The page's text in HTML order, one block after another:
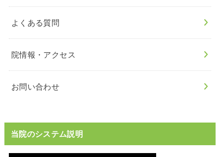
よくある質問
院情報・アクセス
お問い合わせ
当院のシステム説明